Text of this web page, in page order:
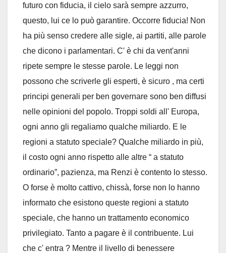
futuro con fiducia, il cielo sarà sempre azzurro,
questo, lui ce lo può garantire. Occorre fiducia! Non
ha più senso credere alle sigle, ai partiti, alle parole
che dicono i parlamentari. C' è chi da vent'anni
ripete sempre le stesse parole. Le leggi non
possono che scriverle gli esperti, è sicuro , ma certi
principi generali per ben governare sono ben diffusi
nelle opinioni del popolo. Troppi soldi all' Europa,
ogni anno gli regaliamo qualche miliardo. E le
regioni a statuto speciale? Qualche miliardo in più,
il costo ogni anno rispetto alle altre “ a statuto
ordinario”, pazienza, ma Renzi è contento lo stesso.
O forse è molto cattivo, chissà, forse non lo hanno
informato che esistono queste regioni a statuto
speciale, che hanno un trattamento economico
privilegiato. Tanto a pagare è il contribuente. Lui
che c' entra ? Mentre il livello di benessere